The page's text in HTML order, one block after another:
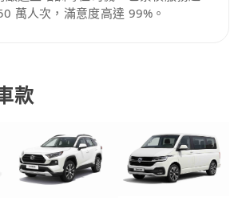
萬人次，滿意度高達 99%。
款